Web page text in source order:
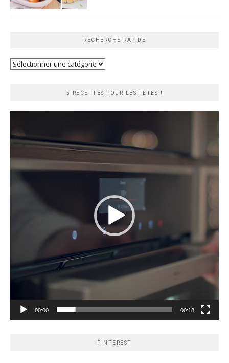
RECHERCHE RAPIDE
Recherche
5 RECETTES POUR LES FÊTES !
00:00 00:18
PINTEREST